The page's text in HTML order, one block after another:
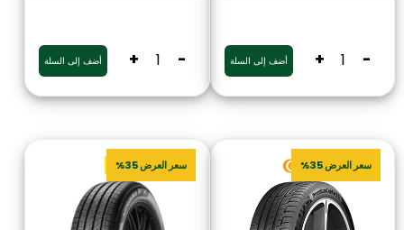
-
+ أضف إلى السلة -
+ أضف إلى السلة
سعر العرض 35% سعر العرض 35%